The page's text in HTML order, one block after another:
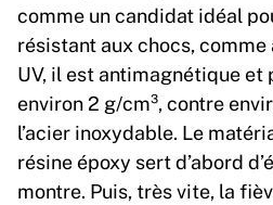
comme un candidat idéal
résistant aux chocs,
UV, il est antimagnétique et
environ 2 g/cm³, contre
l’acier inoxydable. Le
résine époxy sert d’abord
montre. Puis, très vite, la